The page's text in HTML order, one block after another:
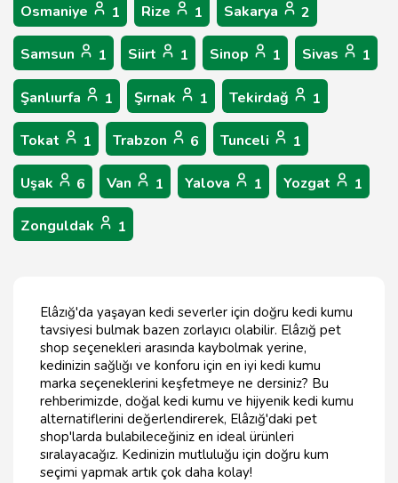
Osmaniye 1 Rize 1 Sakarya 2
Samsun 1 Siirt 1 Sinop 1 Sivas 1
Şanlıurfa 1 Şırnak 1 Tekirdağ 1
Tokat 1 Trabzon 6 Tunceli 1
Uşak 6 Van 1 Yalova 1 Yozgat 1
Zonguldak 1
Elâzığ'da yaşayan kedi severler için doğru kedi kumu
tavsiyesi bulmak bazen zorlayıcı olabilir. Elâzığ pet
shop seçenekleri arasında kaybolmak yerine,
kedinizin sağlığı ve konforu için en iyi kedi kumu
marka seçeneklerini keşfetmeye ne dersiniz? Bu
rehberimizde, doğal kedi kumu ve hijyenik kedi kumu
alternatiflerini değerlendirerek, Elâzığ'daki pet
shop'larda bulabileceğiniz en ideal ürünleri
sıralayacağız. Kedinizin mutluluğu için doğru kum
seçimi yapmak artık çok daha kolay!